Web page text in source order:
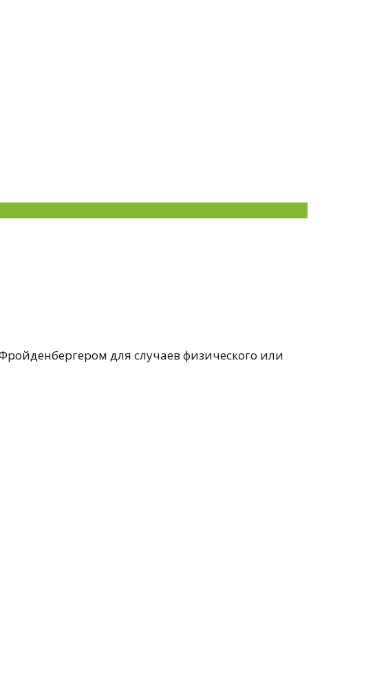
для случаев физического или